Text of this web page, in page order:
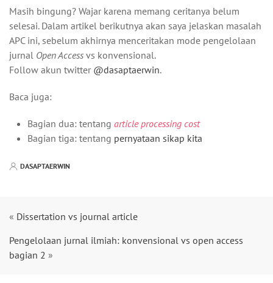
Masih bingung? Wajar karena memang ceritanya belum
selesai. Dalam artikel berikutnya akan saya jelaskan masalah
APC ini, sebelum akhirnya menceritakan mode pengelolaan
jurnal Open Access vs konvensional.
Follow akun twitter @dasaptaerwin.
Baca juga:
Bagian dua: tentang article processing cost
Bagian tiga: tentang pernyataan sikap kita
DASAPTAERWIN
« Dissertation vs journal article
Pengelolaan jurnal ilmiah: konvensional vs open access
bagian 2 »